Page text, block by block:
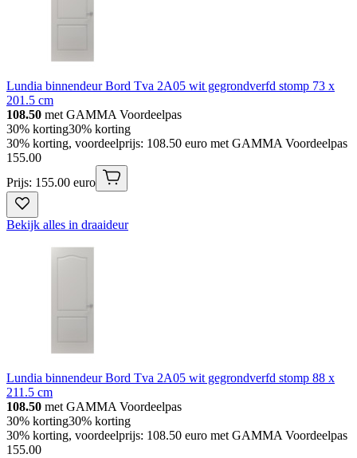
Lundia binnendeur Bord Tva 2A05 wit gegrondverfd stomp 73 x
201.5 cm
108.50 met GAMMA Voordeelpas
30% korting30% korting
30% korting, voordeelprijs: 108.50 euro met GAMMA Voordeelpas
155.00
Prijs: 155.00 euro
Bekijk alles in draaideur
Lundia binnendeur Bord Tva 2A05 wit gegrondverfd stomp 88 x
211.5 cm
108.50 met GAMMA Voordeelpas
30% korting30% korting
30% korting, voordeelprijs: 108.50 euro met GAMMA Voordeelpas
155.00